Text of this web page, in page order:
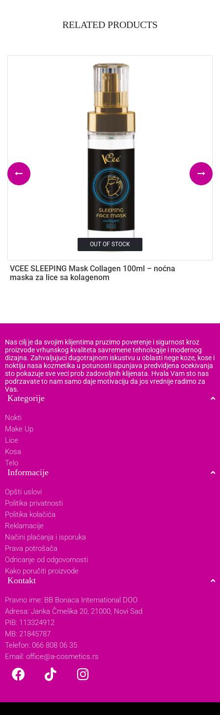
RELATED PRODUCTS
OUT OF STOCK
VCEE SLEEPING Mask Collagen 100ml – noćna
maska za lice sa kolagenom
Nas cilj je da svojim klijentima pruzimo poverenje i sigurnost kroz
proizvode vrhunskog kvaliteta savremene tehnologije i modernog
dizajna. Zahvaljujuci dugotrajnom iskustvu u oblasti nege koze, kose i
noktiju nasa kozmetika u potunosti ispunjava predvidjena ocekivanja
sto pokazuje sve veci prob zadovoljnih klijenata. Hvala Vam sto nas
podrzavate to nam samo daje motivaciju da jos vrednije radimo za
Vas.
Kategorije
Nokti
Make Up
Lice
Kosa
Telo
Informacije
Opšti uslovi
Politika privatnosti
Politika kolačića
Reklamacije
Načini plaćanja i isporuka
Prava potrošača
Odricanje od odgovornosti
Kako poručiti proizvode
Kontakt
Pravno ime: BB Bonaca International DOO
Adresa: Janka Čmelika 20, 21000, Novi Sad
PIB: 113324912
MB: 21845787
Telefon: 066 808 06 35
Email: office@a-cosmetics.rs